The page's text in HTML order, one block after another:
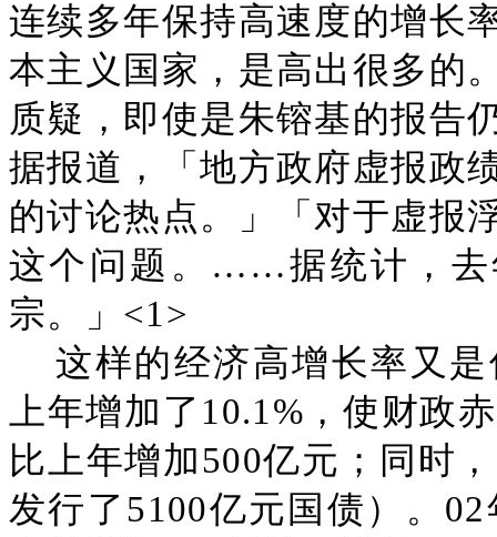
连续多年保持高速度的增长
本主义国家，是高出很多的
质疑，即使是朱镕基的报告
据报道，「地方政府虚报政
的讨论热点。」「对于虚报
这个问题。……据统计，去
宗。」<1>
这样的经济高增长率又
上年增加了10.1%，使财政
比上年增加500亿元；同时
发行了5100亿元国债）。